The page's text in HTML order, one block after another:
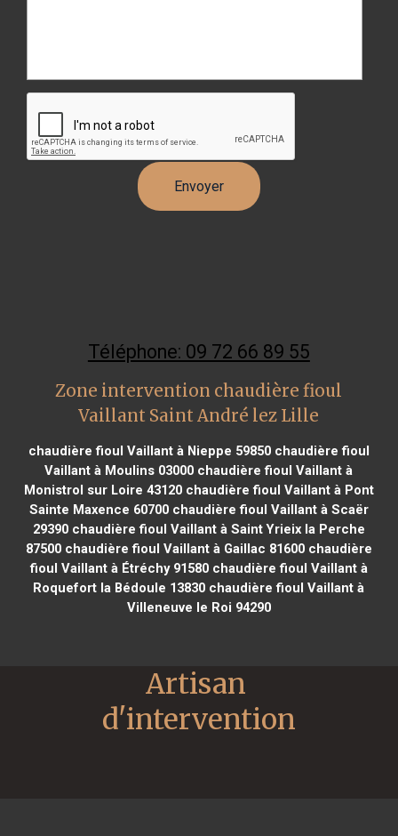
Téléphone: 09 72 66 89 55
Zone intervention chaudière fioul
Vaillant Saint André lez Lille
chaudière fioul Vaillant à Nieppe 59850chaudière fioul
Vaillant à Moulins 03000 chaudière fioul Vaillant à
Monistrol sur Loire 43120chaudière fioul Vaillant à Pont
Sainte Maxence 60700chaudière fioul Vaillant à Scaër
29390chaudière fioul Vaillant à Saint Yrieix la Perche
87500chaudière fioul Vaillant à Gaillac 81600chaudière
fioul Vaillant à Étréchy 91580chaudière fioul Vaillant à
Roquefort la Bédoule 13830 chaudière fioul Vaillant à
Villeneuve le Roi 94290
Artisan
d'intervention